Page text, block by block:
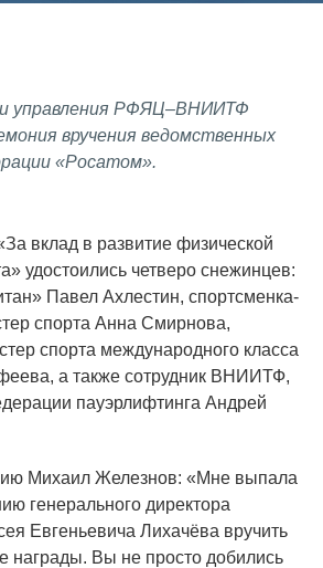
и прикладные
исследования
база
научные чтения
физика
ученым
собственность
технологий
управления РФЯЦ–ВНИИТФ
вручения ведомственных
«Росатом».
вклад в развитие физической
удостоились четверо снежинцев:
Павел Ахлестин, спортсменка-
спорта Анна Смирнова,
спорта международного класса
а также сотрудник ВНИИТФ,
пауэрлифтинга Андрей
Михаил Железнов: «Мне выпала
генерального директора
Евгеньевича Лихачёва вручить
награды. Вы не просто добились